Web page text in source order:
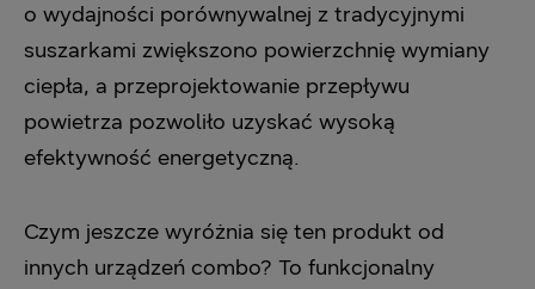
o wydajności porównywalnej z tradycyjnymi
suszarkami zwiększono powierzchnię wymiany
ciepła, a przeprojektowanie przepływu
powietrza pozwoliło uzyskać wysoką
efektywność energetyczną.
Czym jeszcze wyróżnia się ten produkt od
innych urządzeń combo? To funkcjonalny